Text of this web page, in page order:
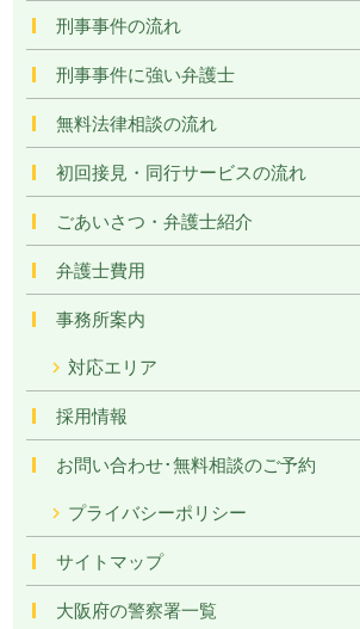
刑事事件の流れ
刑事事件に強い弁護士
無料法律相談の流れ
初回接見・同行サービスの流れ
ごあいさつ・弁護士紹介
弁護士費用
事務所案内
対応エリア
採用情報
お問い合わせ･無料相談のご予約
プライバシーポリシー
サイトマップ
大阪府の警察署一覧